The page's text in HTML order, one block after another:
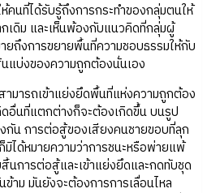
คนที่ได้รับรู้ถึงการกระทำของกลุ่มตนให้
เดิม และเห็นพ้องกับแนวคิดที่กลุ่มผู้
ถึงการขยายพื้นที่ความชอบธรรมให้กับ
แบ่งของความถูกต้องนั่นเอง
ามารถเข้าแย่งยึดพื้นที่แห่งความถูกต้อง
อื่นที่แตกต่างก็จะต้องเกิดขึ้น บนรูป
กัน การต่อสู้ของเสียงคนชายขอบที่ลุก
มิได้หมายความว่าการชนะหรือพ่ายแพ้
นการต่อสู้และเข้าแย่งยึดและกดทับชุด
าม มันยังจะต้องการการเลื่อนไหล